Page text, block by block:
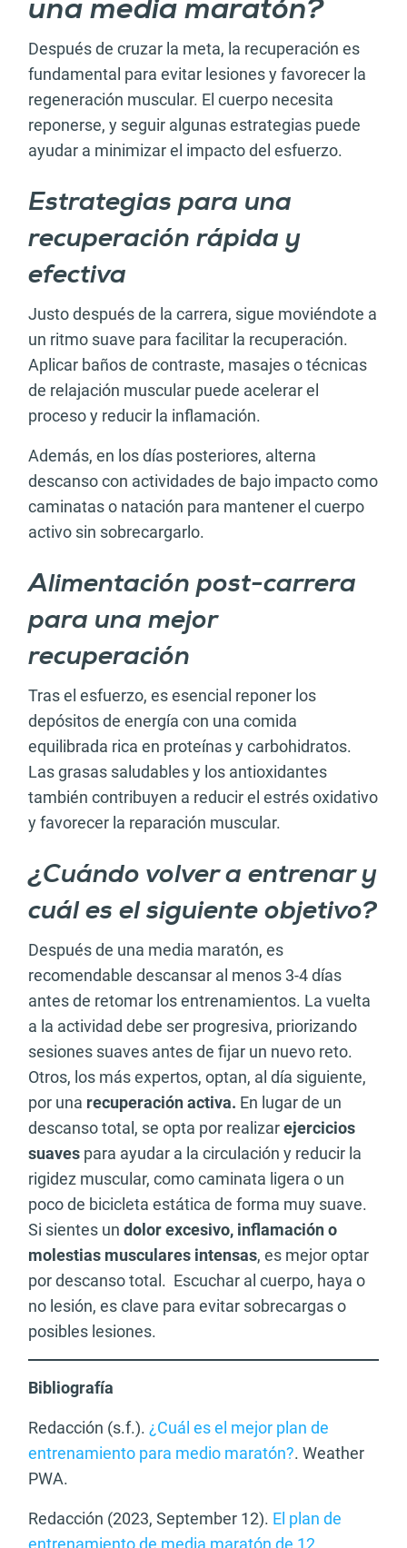
una media maratón?
Después de cruzar la meta, la recuperación es
fundamental para evitar lesiones y favorecer la
regeneración muscular. El cuerpo necesita
reponerse, y seguir algunas estrategias puede
ayudar a minimizar el impacto del esfuerzo.
Estrategias para una
recuperación rápida y
efectiva
Justo después de la carrera, sigue moviéndote a
un ritmo suave para facilitar la recuperación.
Aplicar baños de contraste, masajes o técnicas
de relajación muscular puede acelerar el
proceso y reducir la inflamación.
Además, en los días posteriores, alterna
descanso con actividades de bajo impacto como
caminatas o natación para mantener el cuerpo
activo sin sobrecargarlo.
Alimentación post-carrera
para una mejor
recuperación
Tras el esfuerzo, es esencial reponer los
depósitos de energía con una comida
equilibrada rica en proteínas y carbohidratos.
Las grasas saludables y los antioxidantes
también contribuyen a reducir el estrés oxidativo
y favorecer la reparación muscular.
¿Cuándo volver a entrenar y
cuál es el siguiente objetivo?
Después de una media maratón, es
recomendable descansar al menos 3-4 días
antes de retomar los entrenamientos. La vuelta
a la actividad debe ser progresiva, priorizando
sesiones suaves antes de fijar un nuevo reto.
Otros, los más expertos, optan, al día siguiente,
por una recuperación activa. En lugar de un
descanso total, se opta por realizarejercicios
suaves para ayudar a la circulación y reducir la
rigidez muscular, como caminata ligera o un
poco de bicicleta estática de forma muy suave.
Si sientes un dolor excesivo, inflamación o
molestias musculares intensas, es mejor optar
por descanso total. Escuchar al cuerpo, haya o
no lesión, es clave para evitar sobrecargas o
posibles lesiones.
Bibliografía
Redacción (s.f.). ¿Cuál es el mejor plan de
entrenamiento para medio maratón?. Weather
PWA.
Redacción (2023, September 12). El plan de